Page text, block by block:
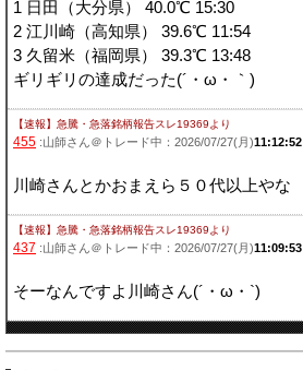
1 日田（大分県） 40.0℃ 15:30
2 江川崎（高知県） 39.6℃ 11:54
3 久留米（福岡県） 39.3℃ 13:48
ギリギリの達成だった(´・ω・｀)
【速報】急騰・急落銘柄報告スレ19369 より
455 :山師さん＠トレード中：2026/07/27(月)11:12:52
川崎さんとかおまえら５０代以上やな
【速報】急騰・急落銘柄報告スレ19369 より
437 :山師さん＠トレード中：2026/07/27(月)11:09:53
そーなんですよ川崎さん(´・ω・`)